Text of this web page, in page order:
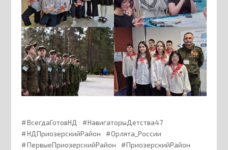
ВсегдаГотовНД
НавигаторыДетства47
НДПриозерскийРайон
Орлята_России
ПервыеПриозерскийРайон
ПриозерскийРайон